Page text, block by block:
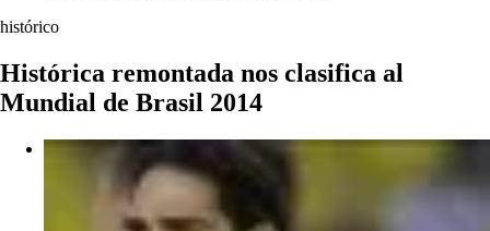
histórico
Histórica remontada nos clasifica al
Mundial de Brasil 2014